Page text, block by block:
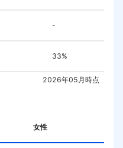
-
33%
2026年05月時点
女性